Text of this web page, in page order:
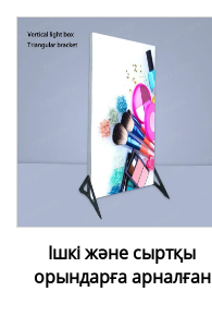
митерлық кабельдік
қайшы (созылатын
таван жасау үшін)
Ішкі және сыртқы
орындарға арналған